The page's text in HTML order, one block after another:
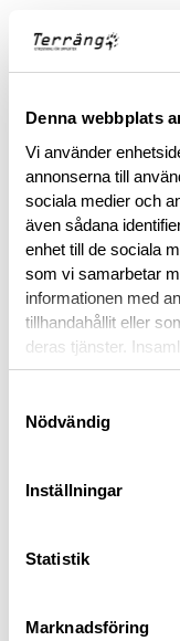
Denna webbplats
Vi använder
annonserna till
sociala medier och
även sådana
enhet till de sociala
som vi samarbetar
informationen med
tillhandahållit eller
deras tjänster.
personuppgifter kan
Nödvändig
Inställningar
Statistik
Marknadsföring
FINNS I FÖLJANDE
BESKRIVNING
RECENSIONER
OM VARUMÄRKET
VAPENKOLVAR